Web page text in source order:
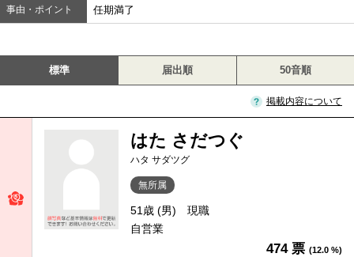
事由・ポイント 任期満了
標準 届出順 50音順
掲載内容について
はた さだつぐ
ハタ サダツグ
無所属
51歳 (男)
現職
自営業
474 票 (12.0 %)